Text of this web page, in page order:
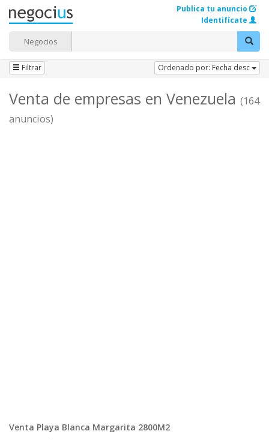
Negocios
Publica tu anuncio
Identifícate
Filtrar Ordenado por: Fecha desc
Venta de empresas en Venezuela (164
anuncios)
Venta Playa Blanca Margarita 2800M2